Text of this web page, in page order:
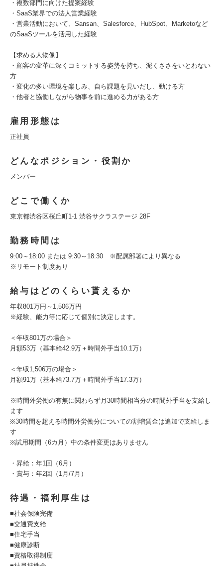
・複数部門に向けた提案経験
・SaaS業界での法人営業経験
・営業活動において、Sansan、Salesforce、HubSpot、Marketoなど
のSaaSツールを活用した経験
【求める人物像】
・顧客の変革に深くコミットする姿勢を持ち、泥くささをいとわない
方
・変化の多い環境を楽しみ、自ら課題を見いだし、動ける方
・他者と協働しながら物事を前に進める力がある方
雇用形態は
正社員
どんなポジション・役割か
メンバー
どこで働くか
東京都渋谷区桜丘町1-1 渋谷サクラステージ 28F
勤務時間は
9:00～18:00 または 9:30～18:30 ※配属部署により異なる
※リモート制度あり
給与はどのくらい貰えるか
年収801万円～1,506万円
※経験、能力等に応じて個別に決定します。
＜年収801万の場合＞
月額53万（基本給42.9万＋時間外手当10.1万）
＜年収1,506万の場合＞
月額91万（基本給73.7万＋時間外手当17.3万）
※時間外労働の有無に関わらず月30時間相当分の時間外手当を支給し
ます
※30時間を超える時間外労働分についての割増賃金は追加で支給しま
す
※試用期間（6カ月）中の条件変更はありません
・昇給：年1回（6月）
・賞与：年2回（1月/7月）
待遇・福利厚生は
■社会保険完備
■交通費支給
■住宅手当
■健康診断
■資格取得制度